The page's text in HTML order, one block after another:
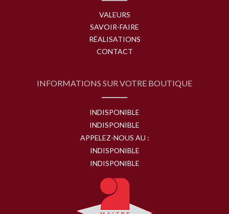
VALEURS
SAVOIR-FAIRE
RÉALISATIONS
CONTACT
INFORMATIONS SUR VOTRE BOUTIQUE
INDISPONIBLE
INDISPONIBLE
APPELEZ-NOUS AU :
INDISPONIBLE
INDISPONIBLE